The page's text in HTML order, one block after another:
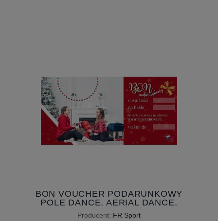
BON VOUCHER PODARUNKOWY
POLE DANCE, AERIAL DANCE,
AERIAL HOOP, AERIAL SILKS
Producent: FR Sport